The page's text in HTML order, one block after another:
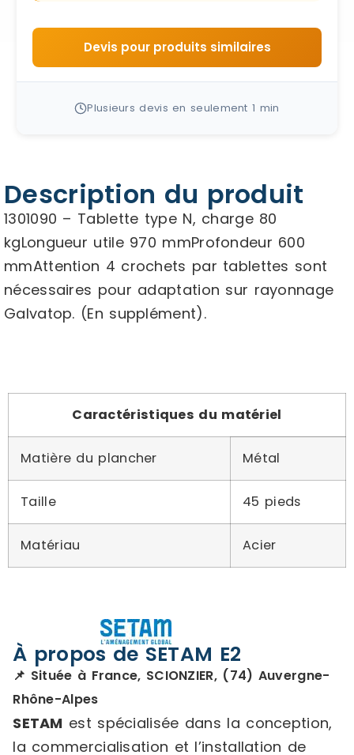
Devis pour produits similaires
Plusieurs devis en seulement 1 min
Description du produit
1301090 – Tablette type N, charge 80
kgLongueur utile 970 mmProfondeur 600
mmAttention 4 crochets par tablettes sont
nécessaires pour adaptation sur rayonnage
Galvatop. (En supplément).
Caractéristiques du matériel
Matière du plancher Métal
Taille 45 pieds
Matériau Acier
À propos de SETAM E2
📌 Située à France, SCIONZIER, (74) Auvergne-
Rhône-Alpes
SETAM est spécialisée dans la conception,
la commercialisation et l’installation de